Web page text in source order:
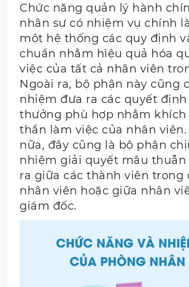
Chức năng quản lý hành
nhân sự có nhiệm vụ chính
một hệ thống các quy định
chuẩn nhằm hiệu quả hóa
việc của tất cả nhân viên
Ngoài ra, bộ phận này cũng
nhiệm đưa ra các quyết
thưởng phù hợp nhằm khích
thần làm việc của nhân
nữa, đây cũng là bộ phận
nhiệm giải quyết mâu thuẫn
ra giữa các thành viên trong
nhân viên hoặc giữa nhân
giám đốc.